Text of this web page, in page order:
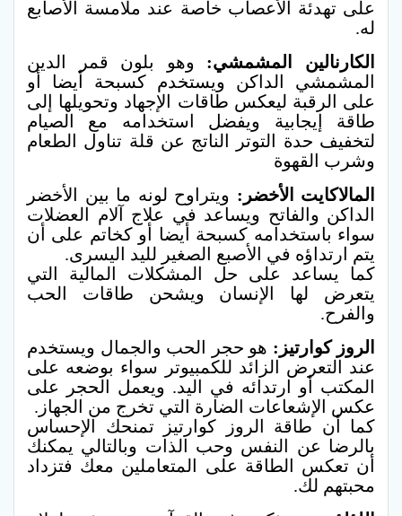
على تهدئة الأعصاب خاصة عند ملامسة الأصابع
له.
الكارنالين المشمشي: وهو بلون قمر الدين
المشمشي الداكن ويستخدم كسبحة أيضا أو
على الرقبة ليعكس طاقات الإجهاد وتحويلها إلى
طاقة إيجابية ويفضل استخدامه مع الصيام
لتخفيف حدة التوتر الناتج عن قلة تناول الطعام
وشرب القهوة
المالاكايت الأخضر: ويتراوح لونه ما بين الأخضر
الداكن والفاتح ويساعد في علاج آلام العضلات
سواء باستخدامه كسبحة أيضا أو كخاتم على أن
يتم ارتداؤه في الأصبع الصغير لليد اليسرى.
كما يساعد على حل المشكلات المالية التي
يتعرض لها الإنسان ويشحن طاقات الحب
والفرح.
الروز كوارتيز : هو حجر الحب والجمال ويستخدم
عند التعرض الزائد للكمبيوتر سواء بوضعه على
المكتب أو ارتدائه في اليد. ويعمل الحجر على
عكس الإشعاعات الضارة التي تخرج من الجهاز.
كما أن طاقة الروز كوارتيز تمنحك الإحساس
بالرضا عن النفس وحب الذات وبالتالي يمكنك
أن تعكس الطاقة على المتعاملين معك فتزداد
محبتهم لك.